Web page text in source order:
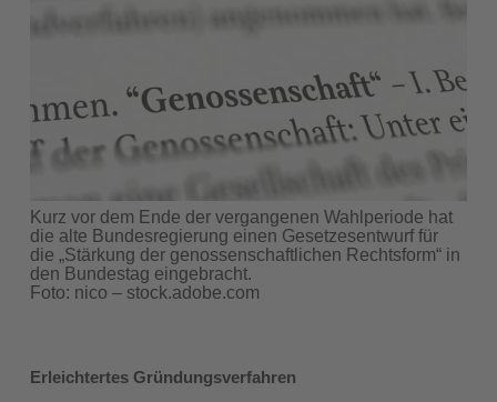
Kurz vor dem Ende der vergangenen Wahlperiode hat
die alte Bundesregierung einen Gesetzesentwurf für
die „Stärkung der genossenschaftlichen Rechtsform“ in
den Bundestag eingebracht.
Foto: nico – stock.adobe.com
Erleichtertes Gründungsverfahren